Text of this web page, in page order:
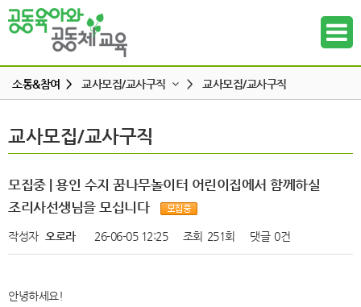
하위메뉴
하위메뉴
하위메뉴
소통&참여 > 교사모집/교사구직 >
공동육아 ing
터전 소식
교사모집/교사구직
교사모집/교사구직
모집중 | 용인 수지 꿈나무놀이터 어린이집에서 함께하실
조리사선생님을 모십니다
작성자 오로라 26-06-05 12:25 조회 251회 댓글 0건
안녕하세요!